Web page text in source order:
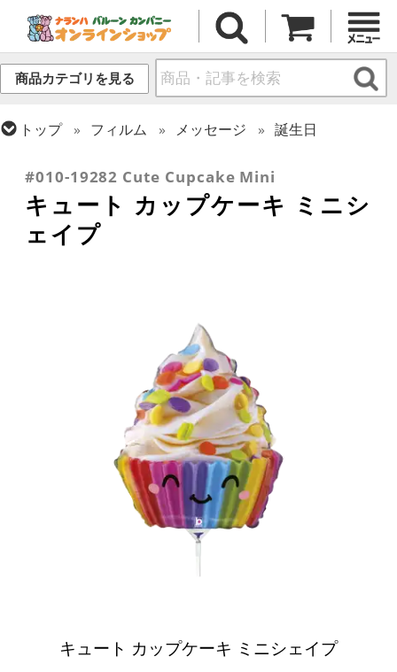
商品カテゴリを見る
トップ フィルム メッセージ
誕生日
#010-19282 Cute Cupcake Mini
キュート カップケーキ ミニシ
ェイプ
キュート カップケーキ ミニシェイプ